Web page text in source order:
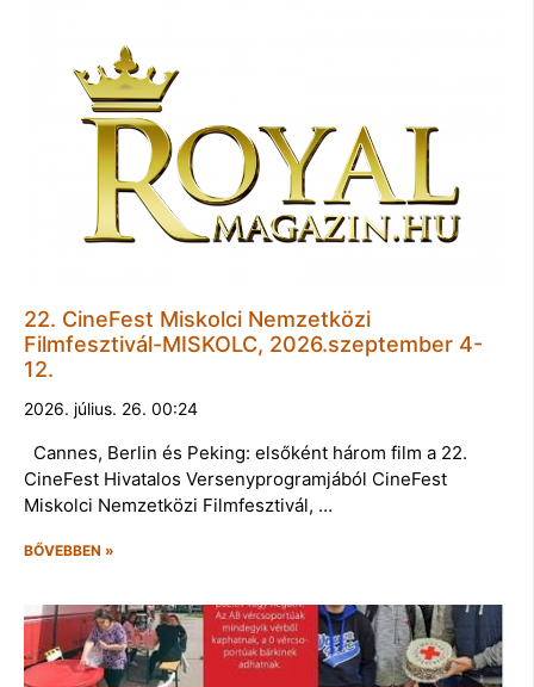
22. CineFest Miskolci Nemzetközi
Filmfesztivál-MISKOLC, 2026.szeptember 4-
12.
2026. július. 26. 00:24
Cannes, Berlin és Peking: elsőként három film a 22.
CineFest Hivatalos Versenyprogramjából CineFest
Miskolci Nemzetközi Filmfesztivál, …
BŐVEBBEN »